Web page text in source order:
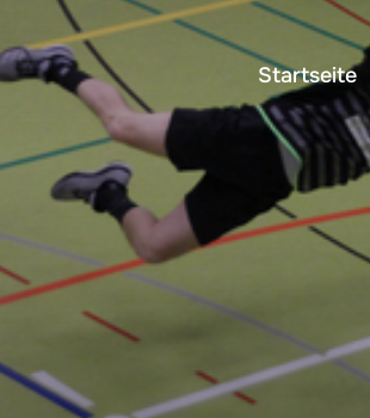
Startseite